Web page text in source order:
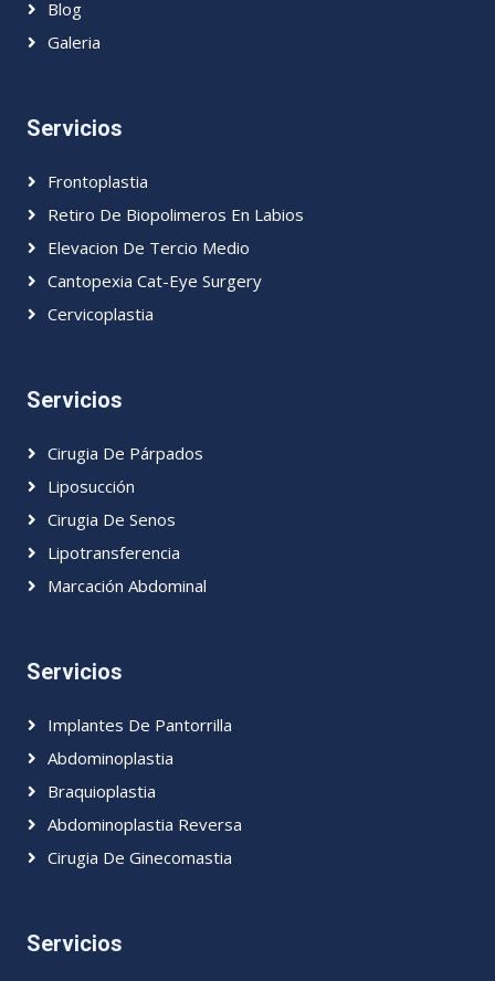
Blog
Galeria
Servicios
Frontoplastia
Retiro De Biopolimeros En Labios
Elevacion De Tercio Medio
Cantopexia Cat-Eye Surgery
Cervicoplastia
Servicios
Cirugia De Párpados
Liposucción
Cirugia De Senos
Lipotransferencia
Marcación Abdominal
Servicios
Implantes De Pantorrilla
Abdominoplastia
Braquioplastia
Abdominoplastia Reversa
Cirugia De Ginecomastia
Servicios